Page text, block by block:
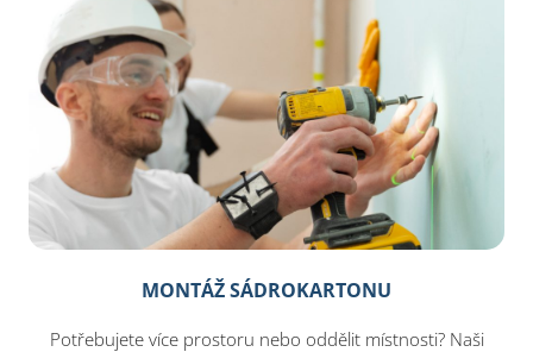
MONTÁŽ SÁDROKARTONU
Potřebujete více prostoru nebo oddělit místnosti? Naši